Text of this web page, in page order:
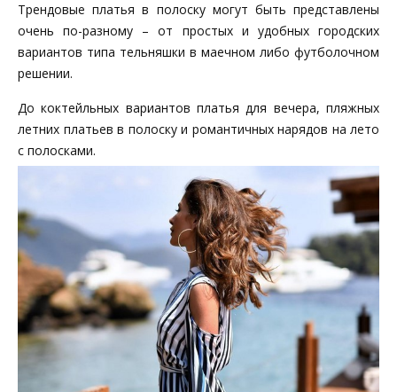
Трендовые платья в полоску могут быть представлены
очень по-разному – от простых и удобных городских
вариантов типа тельняшки в маечном либо футболочном
решении.
До коктейльных вариантов платья для вечера, пляжных
летних платьев в полоску и романтичных нарядов на лето
с полосками.